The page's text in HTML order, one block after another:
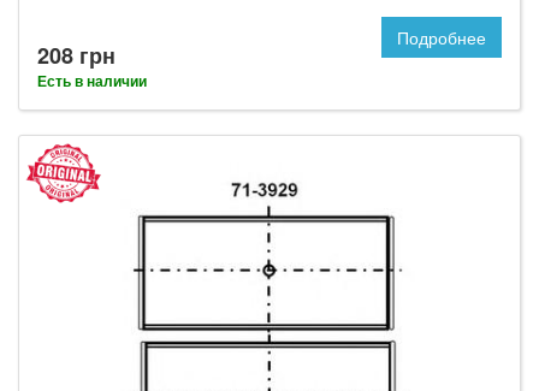
208 грн
Есть в наличии
Подробнее